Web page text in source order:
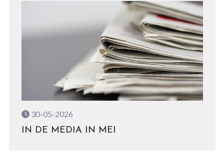
30-05-2026
IN DE MEDIA IN MEI